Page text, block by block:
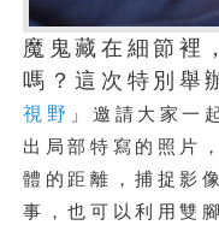
魔鬼藏在細節裡
嗎？這次特別舉
視野 」邀請大家一
出局部特寫的照片
體的距離，捕捉影
事，也可以利用雙